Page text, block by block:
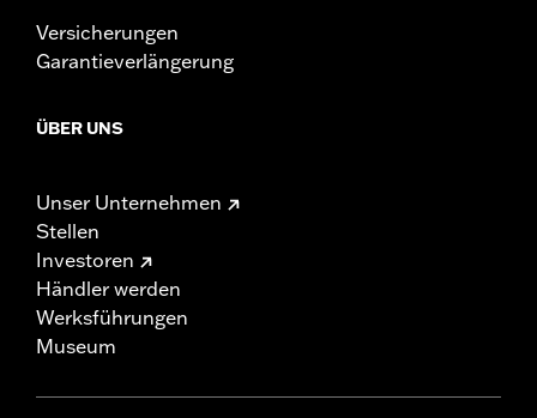
Versicherungen
Garantieverlängerung
ÜBER UNS
Unser Unternehmen
Stellen
Investoren
Händler werden
Werksführungen
Museum